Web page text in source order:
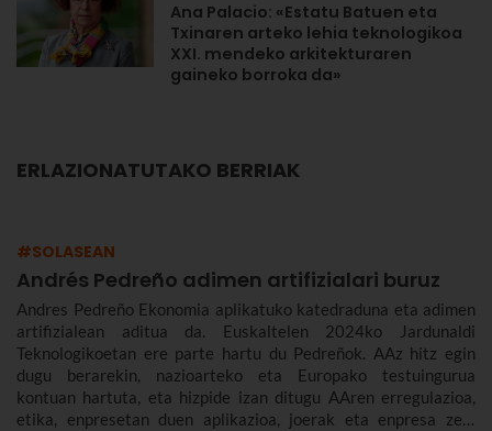
Ana Palacio: «Estatu Batuen eta
Txinaren arteko lehia teknologikoa
XXI. mendeko arkitekturaren
gaineko borroka da»
ERLAZIONATUTAKO BERRIAK
#SOLASEAN
Andrés Pedreño adimen artifizialari buruz
Andres Pedreño Ekonomia aplikatuko katedraduna eta adimen
artifizialean aditua da. Euskaltelen 2024ko Jardunaldi
Teknologikoetan ere parte hartu du Pedreñok. AAz hitz egin
dugu berarekin, nazioarteko eta Europako testuingurua
kontuan hartuta, eta hizpide izan ditugu AAren erregulazioa,
etika, enpresetan duen aplikazioa, joerak eta enpresa zein